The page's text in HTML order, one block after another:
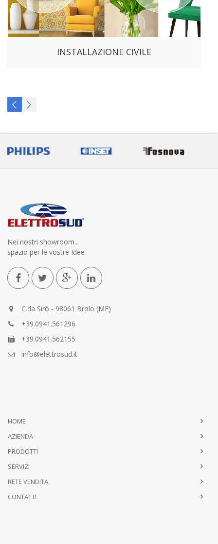
INSTALLAZIONE CIVILE
Nei nostri showroom...
spazio per le vostre Idee
C.da Sirò - 98061 Brolo (ME)
+39.0941.561296
+39.0941.562155
info@elettrosud.it
HOME
AZIENDA
PRODOTTI
SERVIZI
RETE VENDITA
CONTATTI